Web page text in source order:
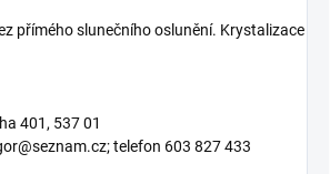
přímého slunečního oslunění. Krystalizace
401, 537 01
telefon 603 827 433